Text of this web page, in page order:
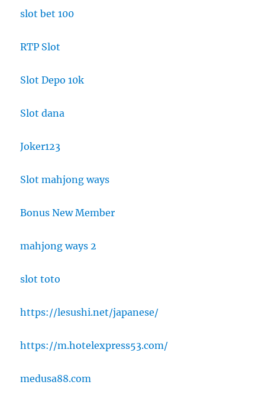
slot bet 100
RTP Slot
Slot Depo 10k
Slot dana
Joker123
Slot mahjong ways
Bonus New Member
mahjong ways 2
slot toto
https://lesushi.net/japanese/
https://m.hotelexpress53.com/
medusa88.com